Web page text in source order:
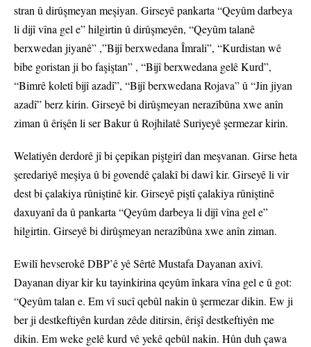
stran û dirûşmeyan meşiyan. Girseyê pankarta “Qeyûm darbeya
li dijî vîna gel e” hilgirtin û dirûşmeyên, “Qeyûm talanê
berxwedan jiyanê” ,”Bijî berxwedana Îmrali”, “Kurdistan wê
bibe goristan ji bo faşiştan” , “Bijî berxwedana gelê Kurd”,
“Bimrê koletî bijî azadî”, “Bijî berxwedana Rojava” û “Jin jiyan
azadî” berz kirin. Girseyê bi dirûşmeyan nerazîbûna xwe anîn
ziman û êrişên li ser Bakur û Rojhilatê Suriyeyê şermezar kirin.
Welatiyên derdorê jî bi çepikan piştgirî dan meşvanan. Girse heta
şeredariyê meşiya û bi govendê çalakî bi dawî kir. Girseyê li vir
dest bi çalakiya rûniştinê kir. Girseyê piştî çalakiya rûniştinê
daxuyanî da û pankarta “Qeyûm darbeya li dijî vîna gel e”
hilgirtin. Girseyê bi dirûşmeyan nerazîbûna xwe anîn ziman.
Ewilî hevserokê DBP’ê yê Sêrtê Mustafa Dayanan axivî.
Dayanan diyar kir ku tayinkirina qeyûm înkara vîna gel e û got:
“Qeyûm talan e. Em vî sucî qebûl nakin û şermezar dikin. Ew ji
ber ji destkeftiyên kurdan zêde ditirsin, êrişî destkeftiyên me
dikin. Em weke gelê kurd vê yekê qebûl nakin. Hûn duh çawa